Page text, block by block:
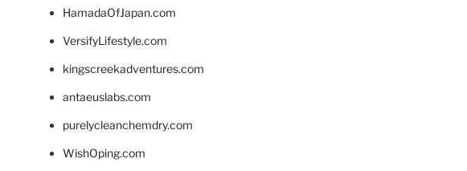
HamadaOfJapan.com
VersifyLifestyle.com
kingscreekadventures.com
antaeuslabs.com
purelycleanchemdry.com
WishOping.com